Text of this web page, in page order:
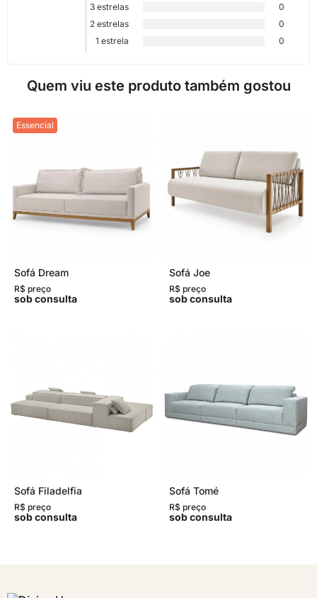
3 estrelas
0
2 estrelas
0
1 estrela
0
Quem viu este produto também gostou
Essencial
Sofá Dream
R$ preço
sob consulta
Sofá Joe
R$ preço
sob consulta
Sofá Filadelfia
R$ preço
sob consulta
Sofá Tomé
R$ preço
sob consulta